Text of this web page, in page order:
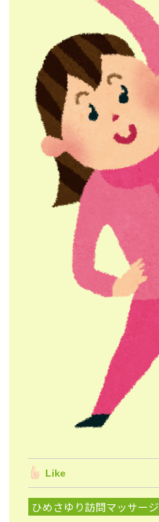
Like
ひめさゆり訪問マッサージ